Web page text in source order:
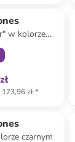
w kolorze
173,96 zł*
czarnym